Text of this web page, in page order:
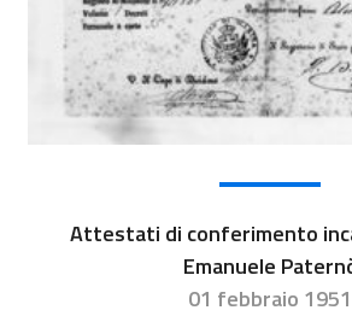
Attestati di conferimento
Emanuele
01 febbraio 1951